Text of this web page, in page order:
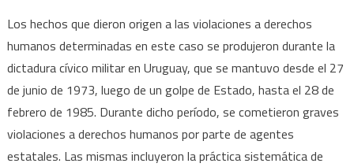
Los hechos que dieron origen a las violaciones a derechos
humanos determinadas en este caso se produjeron durante la
dictadura cívico militar en Uruguay, que se mantuvo desde el 27
de junio de 1973, luego de un golpe de Estado, hasta el 28 de
febrero de 1985. Durante dicho período, se cometieron graves
violaciones a derechos humanos por parte de agentes
estatales. Las mismas incluyeron la práctica sistemática de